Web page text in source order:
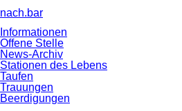
nach.bar
Informationen
Offene Stelle
News-Archiv
Stationen des Lebens
Taufen
Trauungen
Beerdigungen